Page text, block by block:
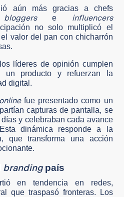
aún más gracias a chefs
e influencers
no solo multiplicó el
valor del pan con chicharrón
líderes de opinión cumplen
un producto y refuerzan la
digital.
onlinefue presentado como un
capturas de pantalla, se
y celebraban cada avance
dinámica responde a la
que transforma una acción
brandingpaís
en tendencia en redes,
que traspasó fronteras. Los